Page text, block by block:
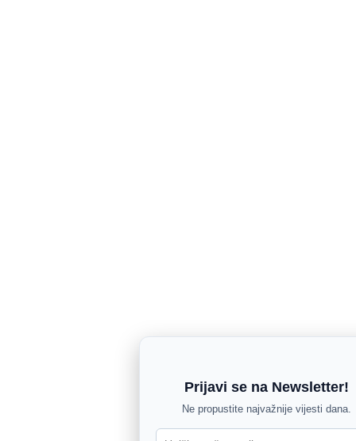
Prijavi se na Newsletter!
Ne propustite najvažnije vijesti dana.